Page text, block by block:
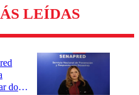
LEÍDAS
dos